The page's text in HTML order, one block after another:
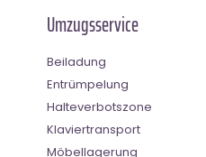
Umzugsservice
Beiladung
Entrümpelung
Halteverbotszone
Klaviertransport
Möbellagerung